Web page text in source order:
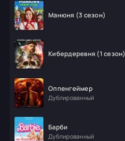
Манюня (3 сезон)
Кибердеревня (1 сезон)
Оппенгеймер
Дублированный
Барби
Дублированный